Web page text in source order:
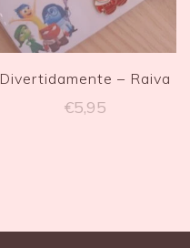
Divertidamente – Raiva
€5,95